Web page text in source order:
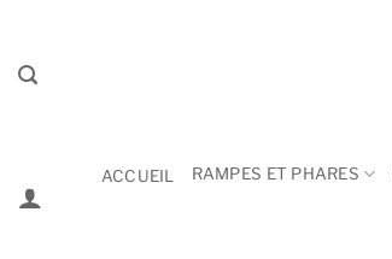
contenu
ACCUEIL RAMPES ET PHARES